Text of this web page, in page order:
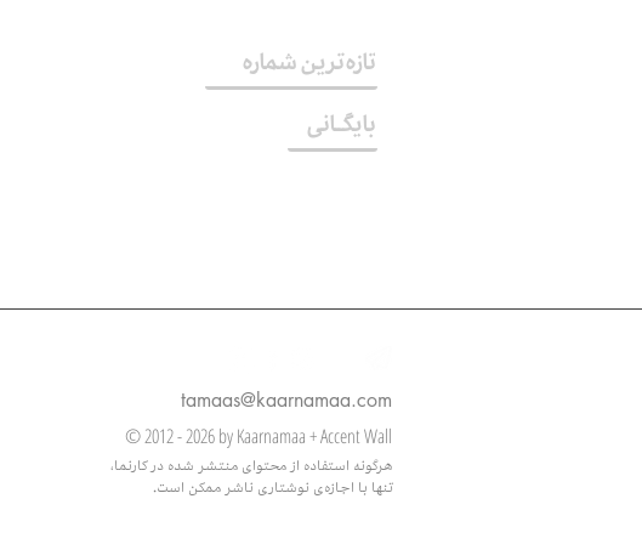
تازه‌ترین شماره
بایگــانی
tamaas@kaarnamaa.com
© 2012 - 2026 by Kaarnamaa + Accent Wall
هرگونه استفاده از محتوای منتشر شده در کارنما،
تنها با اجازه‌ی نوشتاری ناشر ممکن است.